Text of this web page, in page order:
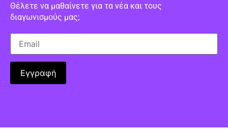
Θέλετε να μαθαίνετε για τα νέα και τους
διαγωνισμούς μας;